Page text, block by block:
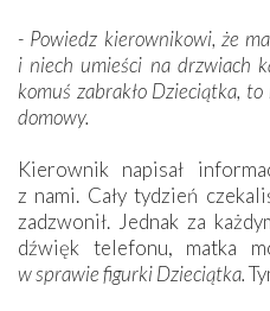
- Powiedz kierownikowi, że
i niech umieści na drzwiach
komuś zabrakło Dzieciątka,
domowy.
Kierownik napisał
z nami. Cały tydzień
zadzwonił. Jednak za
dźwięk telefonu, matka
w sprawie figurki Dzieciątka.